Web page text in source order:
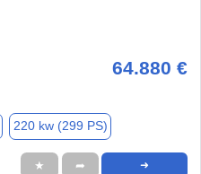
64.880 €
220 kw (299 PS)
★ ➦ ➜